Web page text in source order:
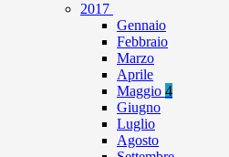
2017
Gennaio
Febbraio
Marzo
Aprile
Maggio 4
Giugno
Luglio
Agosto